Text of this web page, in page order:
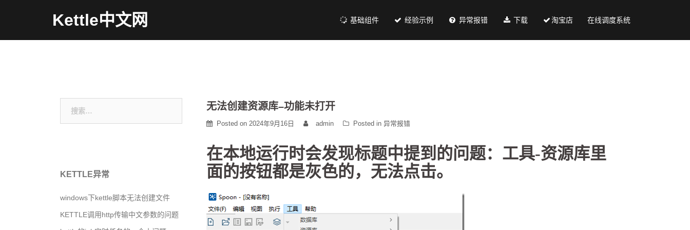
Kettle中文网 基础组件 经验示例 异常报错 下载 淘宝店 在线调度系统
索：
KETTLE异常
windows下kettle脚本无法创建文件
KETTLE调用http传输中文参数的问题
无法创建资源库–功能未打开
Posted on 2024年9月16日 admin Posted in 异常报错
在本地运行时会发现标题中提到的问题：工具-资源库里
面的按钮都是灰色的，无法点击。